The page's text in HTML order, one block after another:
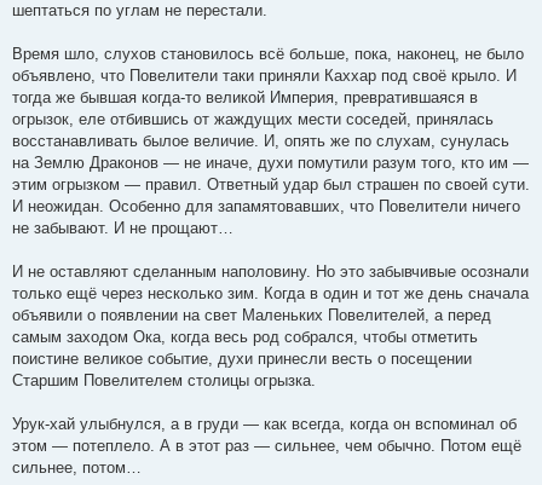
шептаться по углам не перестали.
Время шло, слухов становилось всё больше, пока, наконец, не было
объявлено, что Повелители таки приняли Каххар под своё крыло. И
тогда же бывшая когда-то великой Империя, превратившаяся в
огрызок, еле отбившись от жаждущих мести соседей, принялась
восстанавливать былое величие. И, опять же по слухам, сунулась
на Землю Драконов — не иначе, духи помутили разум того, кто им —
этим огрызком — правил. Ответный удар был страшен по своей сути.
И неожидан. Особенно для запамятовавших, что Повелители ничего
не забывают. И не прощают…
И не оставляют сделанным наполовину. Но это забывчивые осознали
только ещё через несколько зим. Когда в один и тот же день сначала
объявили о появлении на свет Маленьких Повелителей, а перед
самым заходом Ока, когда весь род собрался, чтобы отметить
поистине великое событие, духи принесли весть о посещении
Старшим Повелителем столицы огрызка.
Урук-хай улыбнулся, а в груди — как всегда, когда он вспоминал об
этом — потеплело. А в этот раз — сильнее, чем обычно. Потом ещё
сильнее, потом…